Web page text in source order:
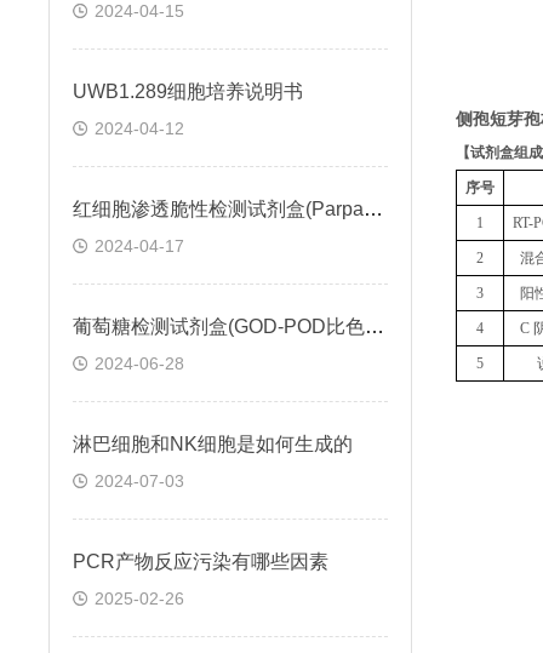
2024-04-15
UWB1.289细胞培养说明书
2024-04-12
红细胞渗透脆性检测试剂盒(Parpart比色法)操作步骤
2024-04-17
葡萄糖检测试剂盒(GOD-POD比色法)説明书
2024-06-28
淋巴细胞和NK细胞是如何生成的
2024-07-03
PCR产物反应污染有哪些因素
2025-02-26
侧孢短芽
【试剂盒组成
序号
1 RT-
2 混
3 阳
4 C
5